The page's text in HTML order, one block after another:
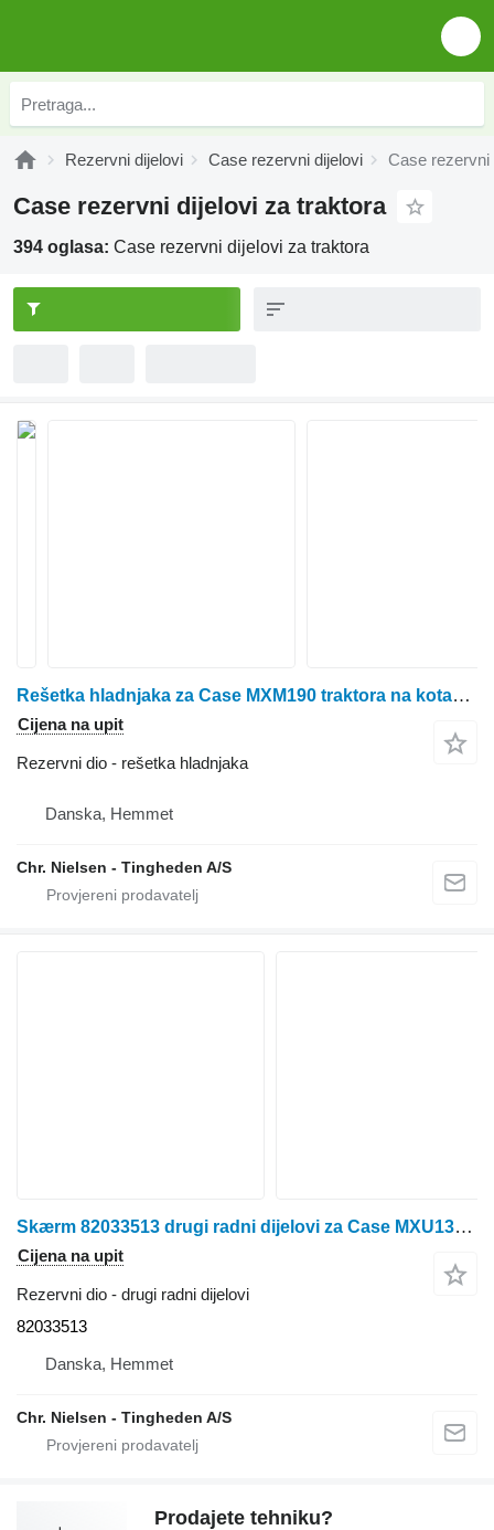
Rezervni dijelovi Case rezervni dijelovi Case rezervni
Case rezervni dijelovi za traktora
394 oglasa: Case rezervni dijelovi za traktora
Rešetka hladnjaka za Case MXM190 traktora na kotačima
Cijena na upit
Rezervni dio - rešetka hladnjaka
Danska, Hemmet
Chr. Nielsen - Tingheden A/S
Skærm 82033513 drugi radni dijelovi za Case MXU135 traktora na kotačima
Cijena na upit
Rezervni dio - drugi radni dijelovi
82033513
Danska, Hemmet
Chr. Nielsen - Tingheden A/S
Prodajete tehniku?